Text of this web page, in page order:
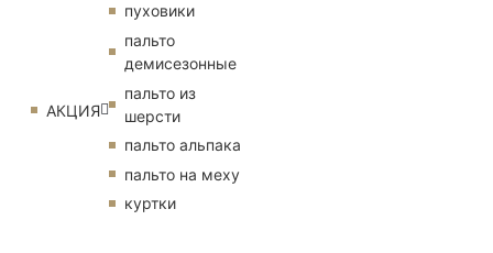
АКЦИЯ
пуховики
пальто
демисезонные
пальто из
шерсти
пальто альпака
пальто на меху
куртки